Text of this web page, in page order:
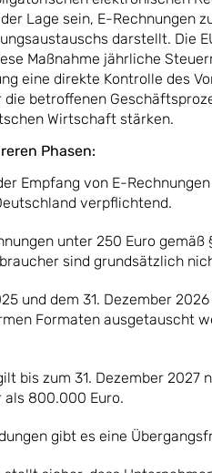
Lage sein, E-Rechnungen
darstellt. Die
Maßnahme jährliche
eine direkte Kontrolle des
betroffenen
Wirtschaft stärken.
Phasen:
Empfang von E-
verpflichtend.
unter 250 Euro
sind grundsätzlich
und dem 31. Dezember
Formaten ausgetauscht
bis zum 31. Dezember
800.000 Euro.
gibt es eine